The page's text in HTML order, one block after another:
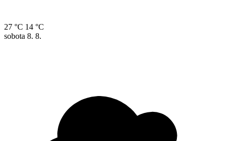
27 °C 14 °C
sobota 8. 8.